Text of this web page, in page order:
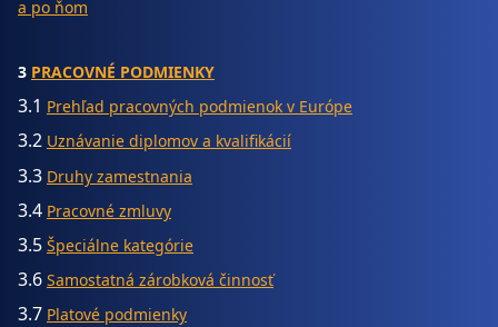
a po ňom
3 PRACOVNÉ PODMIENKY
3.1 Prehľad pracovných podmienok v Európe
3.2 Uznávanie diplomov a kvalifikácií
3.3 Druhy zamestnania
3.4 Pracovné zmluvy
3.5 Špeciálne kategórie
3.6 Samostatná zárobková činnosť
3.7 Platové podmienky